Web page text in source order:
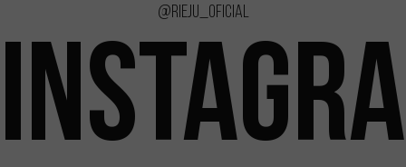
@rieju_oficial